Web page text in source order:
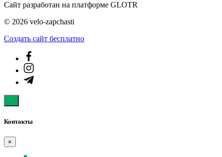
Сайт разработан на платформе GLOTR
© 2026 velo-zapchasti
Создать cайт бесплатно
Контакты
×